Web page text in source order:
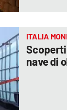
ITALIA
Scoperti
nave di